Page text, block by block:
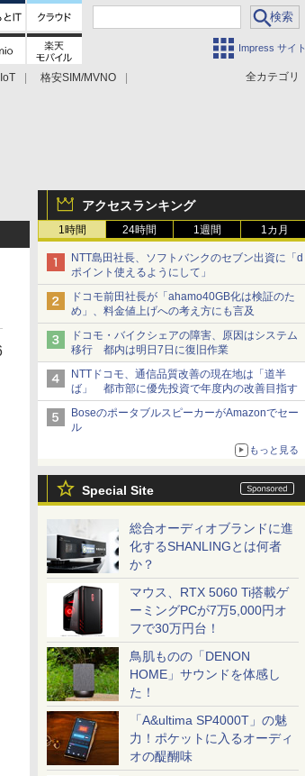
Impress サイト
全カテゴリ
IoT
格安SIM/MVNO
アクセスランキング
1時間 24時間 1週間 1カ月
NTT島田社長、ソフトバンクのセブン出資に「d
ポイント使えるようにして」
ドコモ前田社長が「ahamo40GB化は検証のた
め」、料金値上げへの考え方にも言及
ドコモ・バイクシェアの障害、原因はシステム
移行 都内は明日7日に復旧作業
NTTドコモ、通信品質改善の現在地は「道半
ば」 都市部に優先投資で年度内の改善目指す
BoseのポータブルスピーカーがAmazonでセー
ル
もっと見る
Special Site
総合オーディオブランドに進
化するSHANLINGとは何者
か？
マウス、RTX 5060 Ti搭載ゲ
ーミングPCが7万5,000円オ
フで30万円台！
鳥肌ものの「DENON
HOME」サウンドを体感し
た！
「A&ultima SP4000T」の魅
力！ポケットに入るオーディ
オの醍醐味